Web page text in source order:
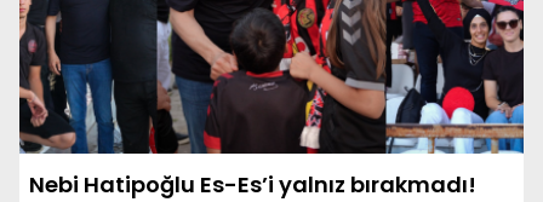
Nebi Hatipoğlu Es-Es’i yalnız bırakmadı!